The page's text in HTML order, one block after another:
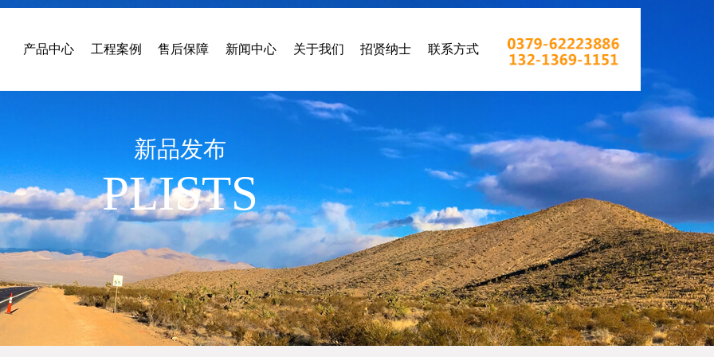
产品中心 工程案例 售后保障 新闻中心 关于我们 招贤纳士 联系方式
新品发布
PLISTS